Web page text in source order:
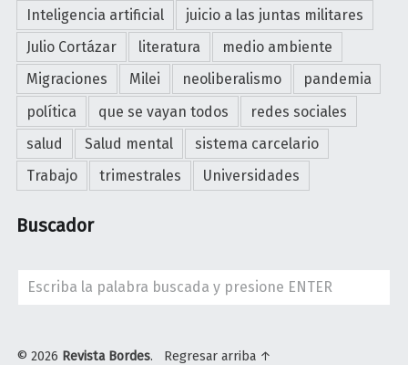
Inteligencia artificial
juicio a las juntas militares
Julio Cortázar
literatura
medio ambiente
Migraciones
Milei neoliberalismo
pandemia
política
que se vayan todos
redes sociales
salud
Salud mental
sistema carcelario
Trabajo
trimestrales Universidades
Buscador
Search
© 2026 Revista Bordes. Regresar arriba ↑